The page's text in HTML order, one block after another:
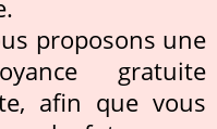
proposons une
gratuite
afin que vous